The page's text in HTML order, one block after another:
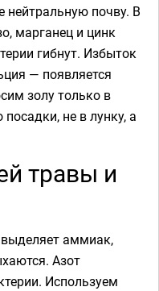
нейтральную почву. В
марганец и цинк
гибнут. Избыток
— появляется
золу только в
не в лунку, а
травы и
аммиак,
Азот
Используем